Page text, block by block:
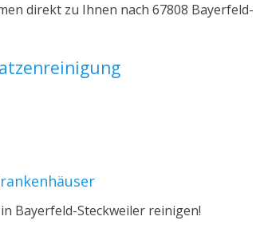
direkt zu Ihnen nach 67808 Bayerfeld-
Bayerfeld-Steckweiler reinigen!